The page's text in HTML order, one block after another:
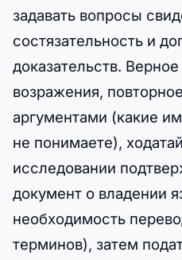
задавать вопросы
состязательность и
доказательств.
возражения,
аргументами (какие
не понимаете),
исследовании
документ о владении
необходимость
терминов), затем